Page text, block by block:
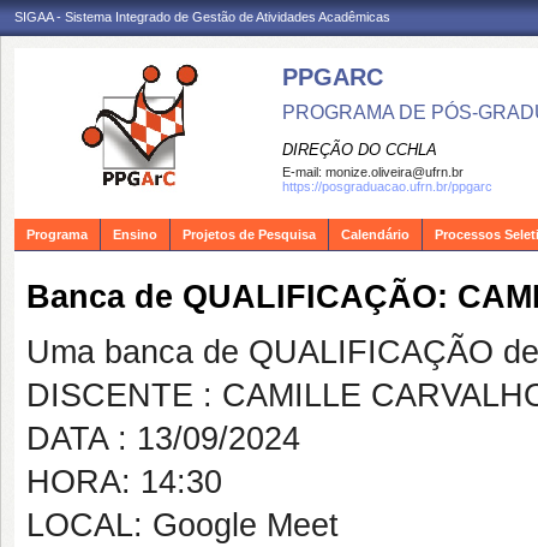
SIGAA - Sistema Integrado de Gestão de Atividades Acadêmicas
PPGARC
PROGRAMA DE PÓS-
DIREÇÃO DO CCHLA
E-mail: monize.oliveira@ufrn.br
https://posgraduacao.ufrn.br/ppgarc
Programa Ensino Projetos de Pesquisa Calendário Processos
Banca de QUALIFICAÇÃO:
Uma banca de QUALIFICAÇÃO
DISCENTE : CAMILLE
DATA : 13/09/2024
HORA: 14:30
LOCAL: Google Meet